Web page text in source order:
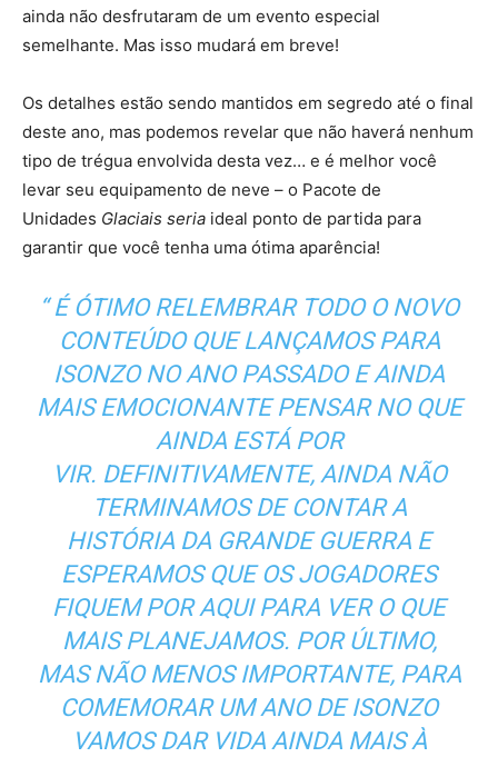
ainda não desfrutaram de um evento especial
semelhante. Mas isso mudará em breve!
Os detalhes estão sendo mantidos em segredo até o final
deste ano, mas podemos revelar que não haverá nenhum
tipo de trégua envolvida desta vez… e é melhor você
levar seu equipamento de neve – o Pacote de
Unidades Glaciais seria ideal ponto de partida para
garantir que você tenha uma ótima aparência!
“É ÓTIMO RELEMBRAR TODO O NOVO
CONTEÚDO QUE LANÇAMOS PARA
ISONZO NO ANO PASSADO E AINDA
MAIS EMOCIONANTE PENSAR NO QUE
AINDA ESTÁ POR
VIR. DEFINITIVAMENTE, AINDA NÃO
TERMINAMOS DE CONTAR A
HISTÓRIA DA GRANDE GUERRA E
ESPERAMOS QUE OS JOGADORES
FIQUEM POR AQUI PARA VER O QUE
MAIS PLANEJAMOS. POR ÚLTIMO,
MAS NÃO MENOS IMPORTANTE, PARA
COMEMORAR UM ANO DE ISONZO
VAMOS DAR VIDA AINDA MAIS À